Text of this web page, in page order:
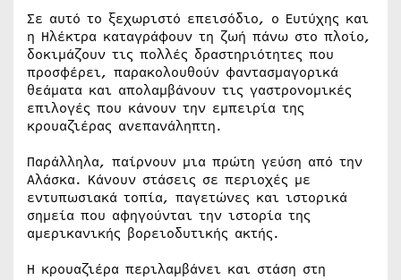
Σε αυτό το ξεχωριστό επεισόδιο, ο Ευτύχης και
η Ηλέκτρα καταγράφουν τη ζωή πάνω στο πλοίο,
δοκιμάζουν τις πολλές δραστηριότητες που
προσφέρει, παρακολουθούν φαντασμαγορικά
θεάματα και απολαμβάνουν τις γαστρονομικές
επιλογές που κάνουν την εμπειρία της
κρουαζιέρας ανεπανάληπτη.
Παράλληλα, παίρνουν μια πρώτη γεύση από την
Αλάσκα. Κάνουν στάσεις σε περιοχές με
εντυπωσιακά τοπία, παγετώνες και ιστορικά
σημεία που αφηγούνται την ιστορία της
αμερικανικής βορειοδυτικής ακτής.
Η κρουαζιέρα περιλαμβάνει και στάση στη